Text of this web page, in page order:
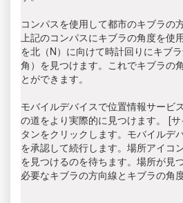
コンパスを使用して都市のキブラの
上記のコンパスにキブラの角度を使
を北（N）に向けて時計回りにキブ
角）を見つけます。これでキブラの
とができます。
モバイルデバイスで位置情報サービ
の道をより実際的に見つけます。 [
タンをクリックします。モバイルデ
を承認して続行します。場所アイコ
を見つけるのを待ちます。場所が見
必要なキブラの方向線とキブラの角